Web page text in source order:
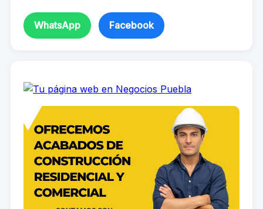
WhatsApp Facebook